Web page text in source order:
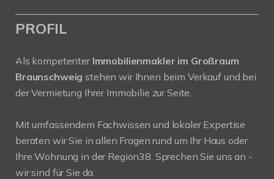
PROFIL
Als kompetenter Immobilienmakler im Großraum
Braunschweigstehen wir Ihnen beim Verkauf und bei
der Vermietung Ihrer Immobilie zur Seite.
Mit umfassendem Fachwissen und lokaler Expertise
beraten wir Sie in allen Fragen rund um Ihr Haus oder
Ihre Wohnung in der Region38. Sprechen Sie uns an -
wir sind für Sie da.